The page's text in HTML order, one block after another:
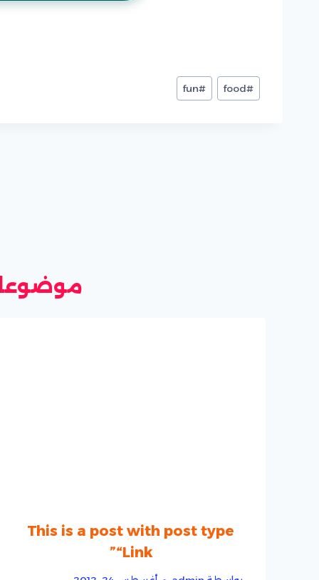
وسوم
المقال:
#
food
#
fun
This is a post with post type
“Link”